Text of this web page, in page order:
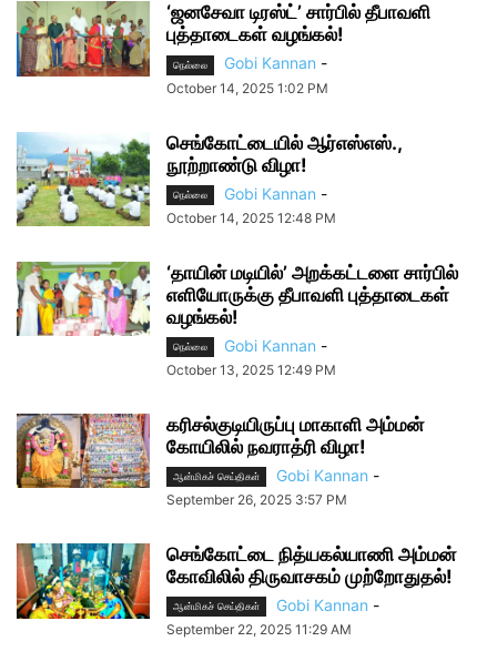
‘ஜனசேவா டிரஸ்ட்’ சார்பில் தீபாவளி
புத்தாடைகள் வழங்கல்!
நெல்லை Gobi Kannan -
October 14, 2025 1:02 PM
செங்கோட்டையில் ஆர்எஸ்எஸ்.,
நூற்றாண்டு விழா!
நெல்லை Gobi Kannan -
October 14, 2025 12:48 PM
‘தாயின் மடியில்’ அறக்கட்டளை சார்பில்
எளியோருக்கு தீபாவளி புத்தாடைகள்
வழங்கல்!
நெல்லை Gobi Kannan -
October 13, 2025 12:49 PM
கரிசல்குடியிருப்பு மாகாளி அம்மன்
கோயிலில் நவராத்ரி விழா!
ஆன்மிகச் செய்திகள் Gobi Kannan -
September 26, 2025 3:57 PM
செங்கோட்டை நித்யகல்யாணி அம்மன்
கோவிலில் திருவாசகம் முற்றோதுதல்!
ஆன்மிகச் செய்திகள் Gobi Kannan -
September 22, 2025 11:29 AM